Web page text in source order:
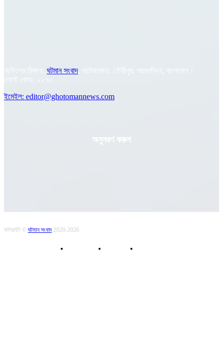
অফিসের ঠিকানা: ঘটমান সংবাদ , ঘাটেরকোনা, গৌরীপুর, ময়মনসিংহ, বাংলাদেশ।
পোস্ট কোড: ২২৭০
ইমেইল: editor@ghotomannews.com
অনুসরণ করুন
কপিরাইট © ঘটমান সংবাদ2020-2026